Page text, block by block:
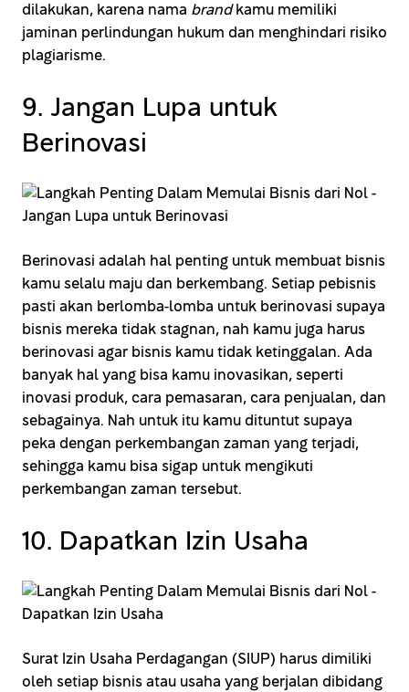
dilakukan, karena nama brandkamu memiliki
jaminan perlindungan hukum dan menghindari risiko
plagiarisme.
9. Jangan Lupa untuk
Berinovasi
Berinovasi adalah hal penting untuk membuat bisnis
kamu selalu maju dan berkembang. Setiap pebisnis
pasti akan berlomba-lomba untuk berinovasi supaya
bisnis mereka tidak stagnan, nah kamu juga harus
berinovasi agar bisnis kamu tidak ketinggalan. Ada
banyak hal yang bisa kamu inovasikan, seperti
inovasi produk, cara pemasaran, cara penjualan, dan
sebagainya. Nah untuk itu kamu dituntut supaya
peka dengan perkembangan zaman yang terjadi,
sehingga kamu bisa sigap untuk mengikuti
perkembangan zaman tersebut.
10. Dapatkan Izin Usaha
Surat Izin Usaha Perdagangan (SIUP) harus dimiliki
oleh setiap bisnis atau usaha yang berjalan dibidang